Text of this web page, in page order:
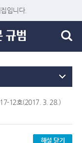
입니다.
12호(2017. 3. 28.)
해설 닫기